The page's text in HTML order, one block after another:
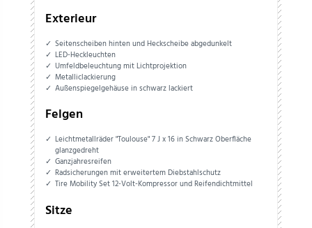
Exterieur
Seitenscheiben hinten und Heckscheibe abgedunkelt
LED-Heckleuchten
Umfeldbeleuchtung mit Lichtprojektion
Metalliclackierung
Außenspiegelgehäuse in schwarz lackiert
Felgen
Leichtmetallräder "Toulouse" 7 J x 16 in Schwarz Oberfläche
glanzgedreht
Ganzjahresreifen
Radsicherungen mit erweitertem Diebstahlschutz
Tire Mobility Set 12-Volt-Kompressor und Reifendichtmittel
Sitze